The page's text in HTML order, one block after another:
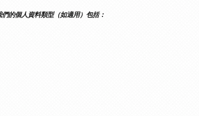
的個人資料類型（如適用）包括：